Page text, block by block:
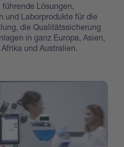
Lösungen,
und Laborprodukte für die
die Qualitätssicherung
in ganz Europa, Asien,
und Australien.